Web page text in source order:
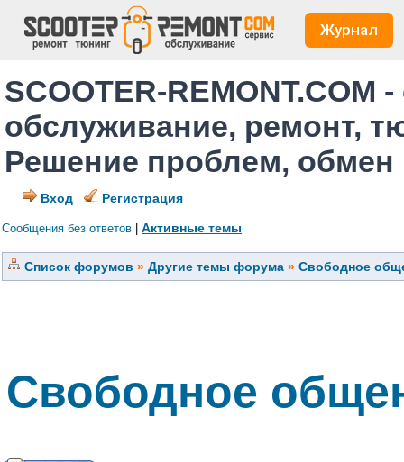
Журнал
SCOOTER-REMONT.COM
обслуживание, ремонт,
Решение проблем,
Вход Регистрация
Сообщения без ответов Активные темы
Список форумов » Другие темы форума » Свободное
Свободное